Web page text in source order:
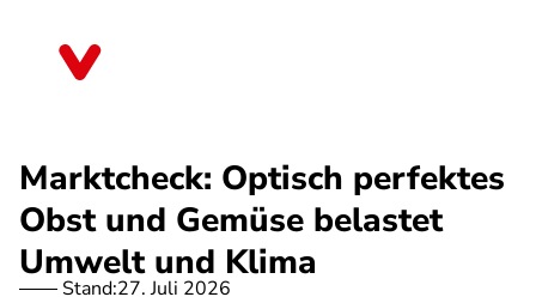
Marktcheck: Optisch perfektes
Obst und Gemüse belastet
Umwelt und Klima
Stand:27. Juli 2026